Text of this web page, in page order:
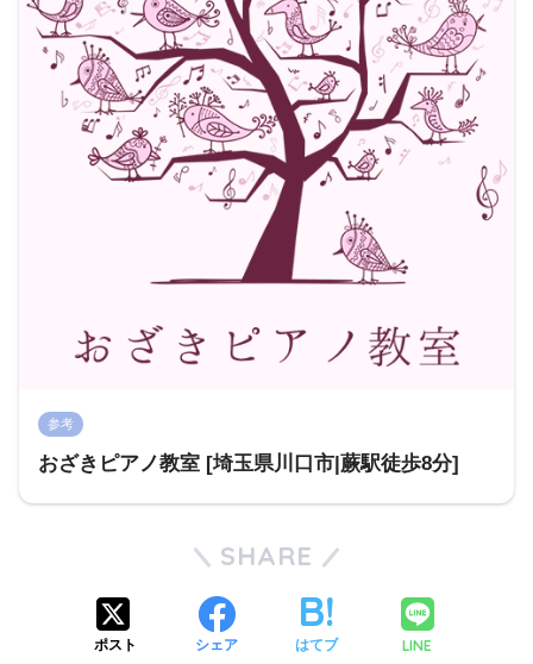
参考
おざきピアノ教室 [埼玉県川口市|蕨駅徒歩8分]
SHARE
ポスト シェア はてブ LINE